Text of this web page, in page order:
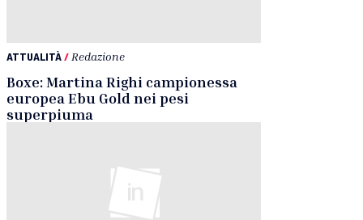
ATTUALITÀ/ Redazione
Boxe: Martina Righi campionessa
europea Ebu Gold nei pesi
superpiuma